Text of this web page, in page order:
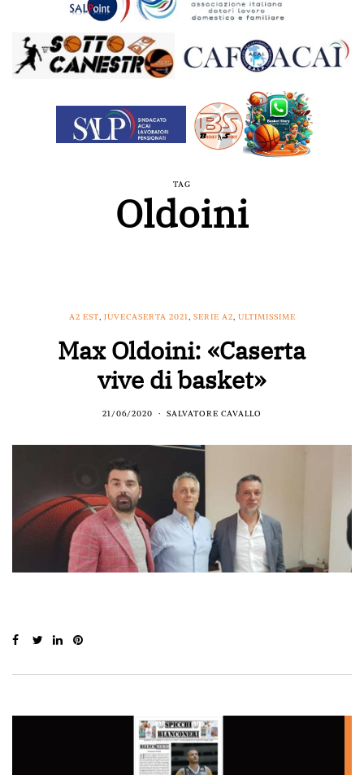
TAG
Oldoini
A2 EST, JUVECASERTA 2021, SERIE A2, ULTIMISSIME
Max Oldoini: «Caserta
vive di basket»
21/06/2020 SALVATORE CAVALLO